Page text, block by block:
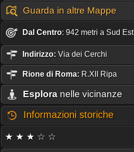
Guarda in altre Mappe
Dal Centro: 942 metri a Sud Est
Indirizzo: Via dei Cerchi
Rione di Roma: R.XII Ripa
Esplora nelle vicinanze
Informazioni storiche
★ ★ ★ ☆ ☆